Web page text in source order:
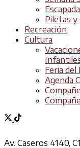
Piletas
Recreación
Cultura
Feria del
Agenda
Av. Caseros 4140,